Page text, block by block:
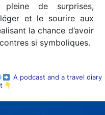
de surprises,
et le sourire aux
la chance d’avoir
si symboliques.
A podcast and a travel diary